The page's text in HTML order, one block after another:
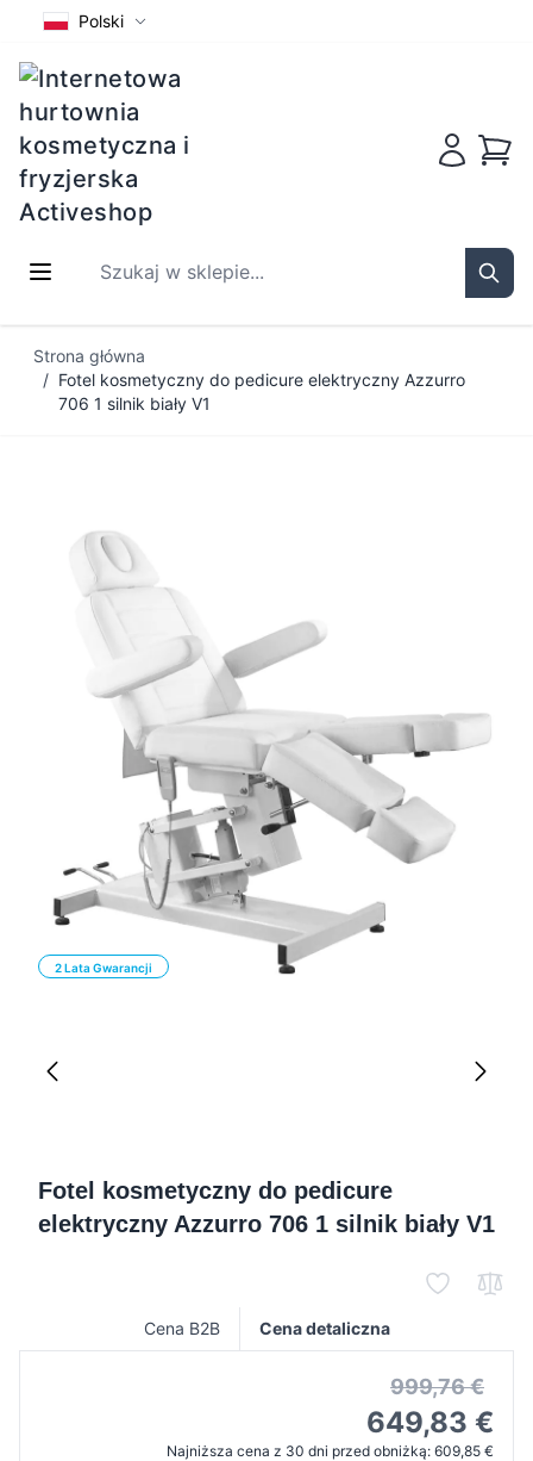
Polski
Szukaj w sklepie...
Strona główna
/ Fotel kosmetyczny do pedicure elektryczny Azzurro
706 1 silnik biały V1
2 Lata Gwarancji
Fotel kosmetyczny do pedicure
elektryczny Azzurro 706 1 silnik biały V1
Cena B2B Cena detaliczna
999,76 €
649,83 €
Najniższa cena z 30 dni przed obniżką: 609,85 €